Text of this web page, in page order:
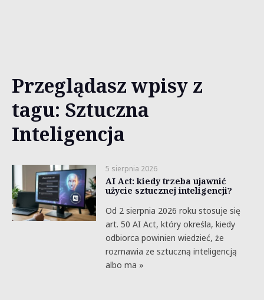
Przeglądasz wpisy z
tagu: Sztuczna
Inteligencja
5 sierpnia 2026
AI Act: kiedy trzeba ujawnić
użycie sztucznej inteligencji?
Od 2 sierpnia 2026 roku stosuje się
art. 50 AI Act, który określa, kiedy
odbiorca powinien wiedzieć, że
rozmawia ze sztuczną inteligencją
albo ma »